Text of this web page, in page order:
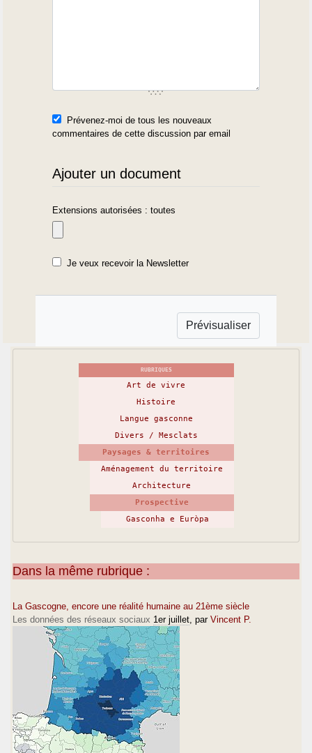
Prévenez-moi de tous les nouveaux
commentaires de cette discussion par email
Ajouter un document
Extensions autorisées : toutes
Je veux recevoir la Newsletter
RUBRIQUES
Art de vivre
Histoire
Langue gasconne
Divers / Mesclats
Paysages & territoires
Aménagement du territoire
Architecture
Prospective
Gasconha e Euròpa
Dans la même rubrique :
La Gascogne, encore une réalité humaine au 21ème siècle
Les données des réseaux sociaux 1er juillet , par Vincent P.